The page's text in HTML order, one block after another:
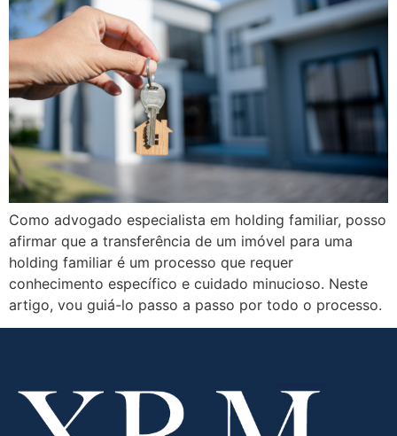
Como advogado especialista em holding familiar, posso
afirmar que a transferência de um imóvel para uma
holding familiar é um processo que requer
conhecimento específico e cuidado minucioso. Neste
artigo, vou guiá-lo passo a passo por todo o processo.